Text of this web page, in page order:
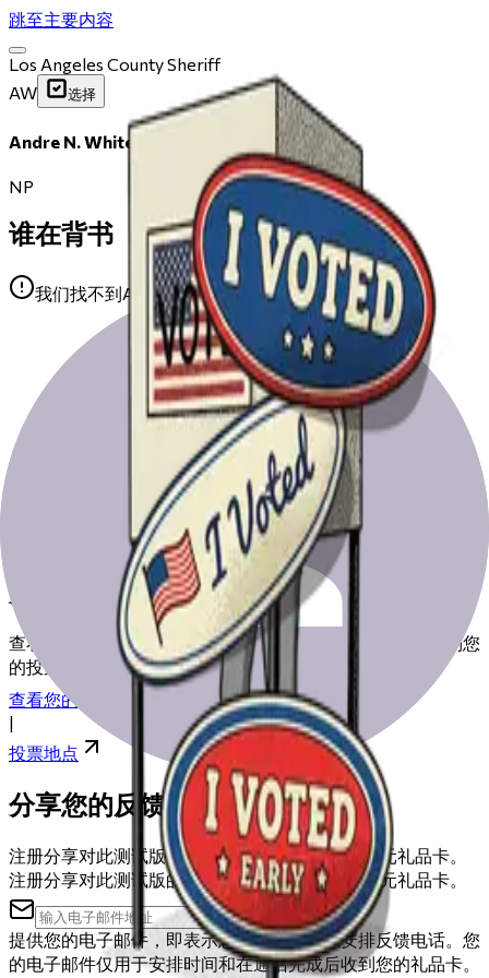
跳至主要内容
Los Angeles County Sheriff
AW
选择
Andre N. White
NP
谁在背书
我们找不到Andre N. White的任何公开背书。
为选举日做好准备
查看我们的资源，帮助您为选举日做好准备，从登记到找到您
的投票站。
查看您的注册
投票地点
分享您的反馈
注册分享对此测试版的反馈，您可能会获得50美元礼品卡。
注册分享对此测试版的反馈，您可能会获得50美元礼品卡。
提供您的电子邮件，即表示您同意被联系以安排反馈电话。您
的电子邮件仅用于安排时间和在通话完成后收到您的礼品卡。